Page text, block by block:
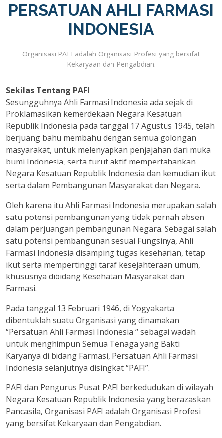
PERSATUAN AHLI FARMASI
INDONESIA
Organisasi PAFI adalah Organisasi Profesi yang bersifat
Kekaryaan dan Pengabdian.
Sekilas Tentang PAFI
Sesungguhnya Ahli Farmasi Indonesia ada sejak di
Proklamasikan kemerdekaan Negara Kesatuan
Republik Indonesia pada tanggal 17 Agustus 1945, telah
berjuang bahu membahu dengan semua golongan
masyarakat, untuk melenyapkan penjajahan dari muka
bumi Indonesia, serta turut aktif mempertahankan
Negara Kesatuan Republik Indonesia dan kemudian ikut
serta dalam Pembangunan Masyarakat dan Negara.
Oleh karena itu Ahli Farmasi Indonesia merupakan salah
satu potensi pembangunan yang tidak pernah absen
dalam perjuangan pembangunan Negara. Sebagai salah
satu potensi pembangunan sesuai Fungsinya, Ahli
Farmasi Indonesia disamping tugas keseharian, tetap
ikut serta mempertinggi taraf kesejahteraan umum,
khususnya dibidang Kesehatan Masyarakat dan
Farmasi.
Pada tanggal 13 Februari 1946, di Yogyakarta
dibentuklah suatu Organisasi yang dinamakan
“Persatuan Ahli Farmasi Indonesia “ sebagai wadah
untuk menghimpun Semua Tenaga yang Bakti
Karyanya di bidang Farmasi, Persatuan Ahli Farmasi
Indonesia selanjutnya disingkat “PAFI”.
PAFI dan Pengurus Pusat PAFI berkedudukan di wilayah
Negara Kesatuan Republik Indonesia yang berazaskan
Pancasila, Organisasi PAFI adalah Organisasi Profesi
yang bersifat Kekaryaan dan Pengabdian.